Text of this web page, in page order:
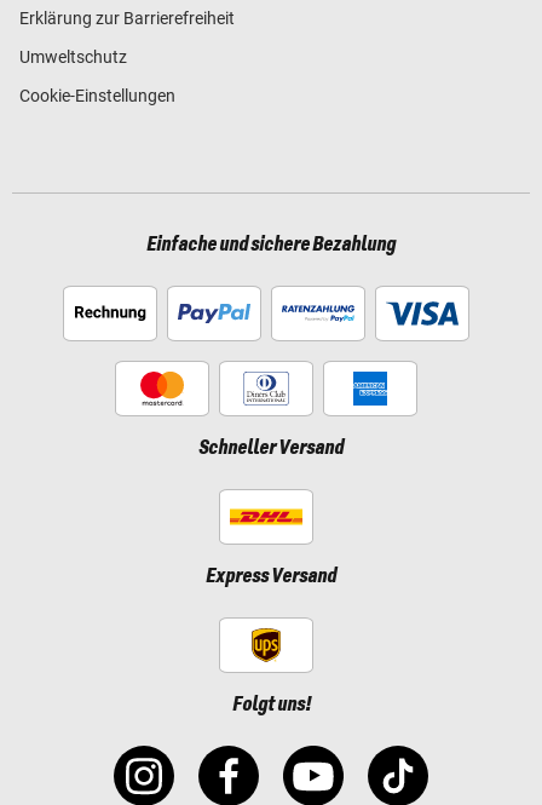
Erklärung zur Barrierefreiheit
Umweltschutz
Cookie-Einstellungen
Einfache und sichere Bezahlung
Schneller Versand
Express Versand
Folgt uns!